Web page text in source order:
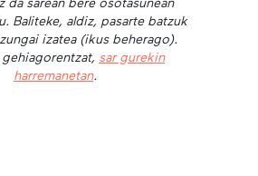
da sarean bere osotasunean
Baliteke, aldiz, pasarte batzuk
izatea (ikus beherago).
sar gurekin
harremanetan.